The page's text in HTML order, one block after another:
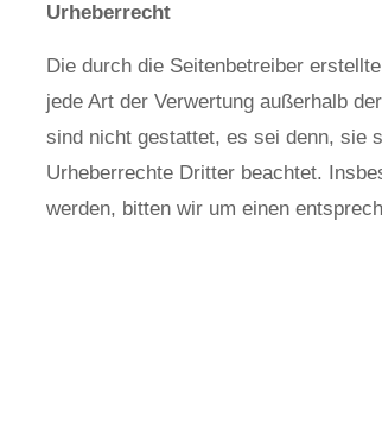
Urheberrecht
Die durch die Seitenbetreiber
jede Art der Verwertung außerhalb
sind nicht gestattet, es sei denn, sie
Urheberrechte Dritter beachtet.
werden, bitten wir um einen